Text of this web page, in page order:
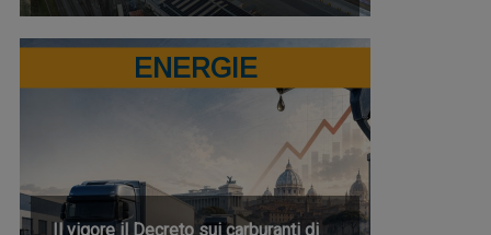
ENERGIE
Il vigore il Decreto sui carburanti di